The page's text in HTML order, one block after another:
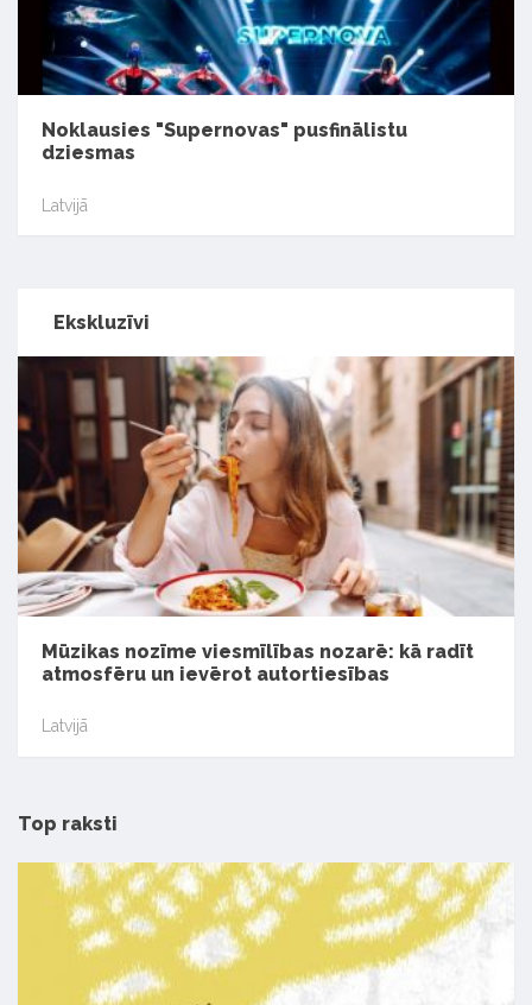
Noklausies "Supernovas" pusfinālistu
dziesmas
Latvijā
Ekskluzīvi
Mūzikas nozīme viesmīlības nozarē: kā radīt
atmosfēru un ievērot autortiesības
Latvijā
Top raksti